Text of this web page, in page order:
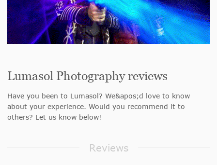
Lumasol Photography reviews
Have you been to Lumasol? We&apos;d love to know
about your experience. Would you recommend it to
others? Let us know below!
Reviews